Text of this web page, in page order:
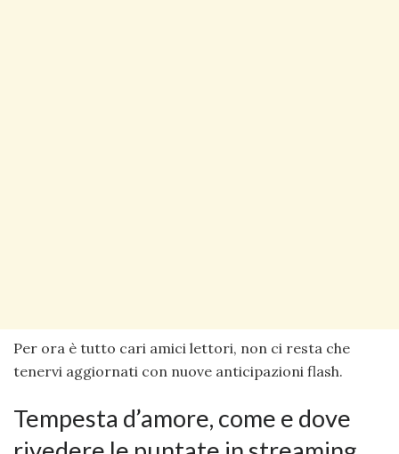
Per ora è tutto cari amici lettori, non ci resta che
tenervi aggiornati con nuove anticipazioni flash.
Tempesta d’amore, come e dove